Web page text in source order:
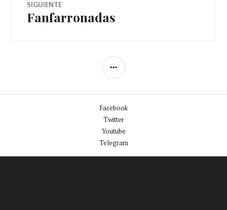
SIGUIENTE
Fanfarronadas
Facebook
Twitter
Youtube
Telegram